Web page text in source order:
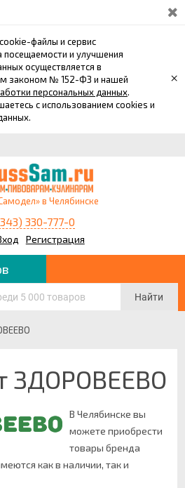
файлы и сервис
посещаемости и улучшения
осуществляется в
законом № 152-ФЗ и нашей
персональных данных.
с использованием cookies и
×
в Челябинске
330-777-0
Регистрация
Найти
ЗДОРОВЕЕВО
В Челябинске вы
можете приобрести
товары бренда
как в наличии, так и